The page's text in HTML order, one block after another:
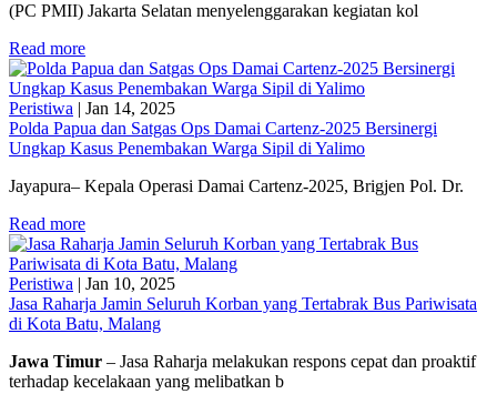
(PC PMII) Jakarta Selatan menyelenggarakan kegiatan kol
Read more
Peristiwa | Jan 14, 2025
Polda Papua dan Satgas Ops Damai Cartenz-2025 Bersinergi
Ungkap Kasus Penembakan Warga Sipil di Yalimo
Jayapura– Kepala Operasi Damai Cartenz-2025, Brigjen Pol. Dr.
Read more
Peristiwa | Jan 10, 2025
Jasa Raharja Jamin Seluruh Korban yang Tertabrak Bus Pariwisata
di Kota Batu, Malang
Jawa Timur – Jasa Raharja melakukan respons cepat dan proaktif
terhadap kecelakaan yang melibatkan b